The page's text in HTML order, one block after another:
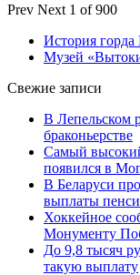
Prev Next 1 of 900
История
Музей
Свежие записи
В Лепельском
браконьерстве
Самый
появился в
В Беларуси
выплаты
Хоккейное
Монументу
До 9,8 тысяч
такую выплату